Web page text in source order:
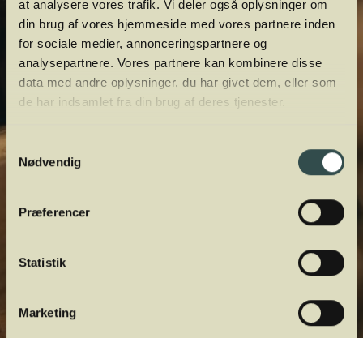
at analysere vores trafik. Vi deler også oplysninger om
din brug af vores hjemmeside med vores partnere inden
for sociale medier, annonceringspartnere og
analysepartnere. Vores partnere kan kombinere disse
data med andre oplysninger, du har givet dem, eller som
de har indsamlet fra din brug af deres tjenester.
Samtykkevalg
Nødvendig
Præferencer
Statistik
Marketing